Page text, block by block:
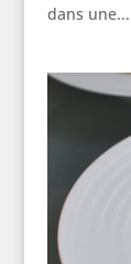
dans une...